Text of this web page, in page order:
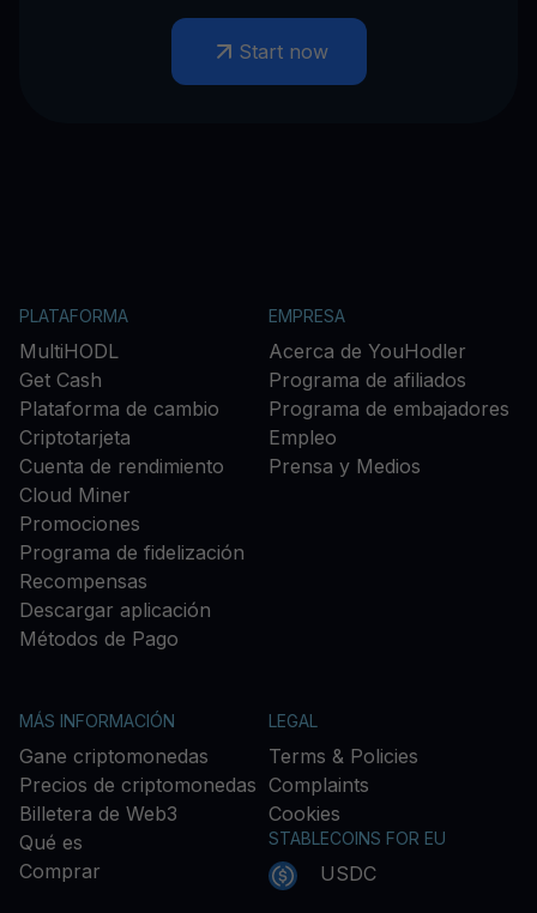
Start now
PLATAFORMA
MultiHODL
Get Cash
Plataforma de cambio
Criptotarjeta
Cuenta de rendimiento
Cloud Miner
Promociones
Programa de fidelización
Recompensas
Descargar aplicación
Métodos de Pago
EMPRESA
Acerca de YouHodler
Programa de afiliados
Programa de embajadores
Empleo
Prensa y Medios
MÁS INFORMACIÓN
Gane criptomonedas
Precios de criptomonedas
Billetera de Web3
Qué es
Comprar
LEGAL
Terms & Policies
Complaints
Cookies
STABLECOINS FOR EU
USDC